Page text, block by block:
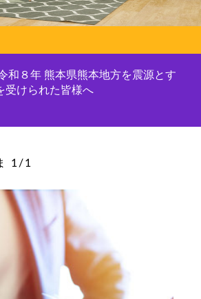
和８年 熊本県熊本地方を震源とす
受けられた皆様へ
1 /1